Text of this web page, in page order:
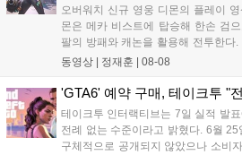
오버워치 신규 영웅 디몬의 플레이
몬은 메카 비스트에 탑승해 한손 검
팔의 방패와 캐논을 활용해 전투한다
참격 형태의 궁극기를 보유했고, 메카
산의 영웅들 업데이트를 통해 정식 출
동영상 | 정재훈 08-08
'GTA6' 예약 구매, 테이크투 "
테이크투 인터랙티브는 7일 실적 발
전례 없는 수준이라고 밝혔다. 6월
구체적으로 공개되지 않았으나 소비